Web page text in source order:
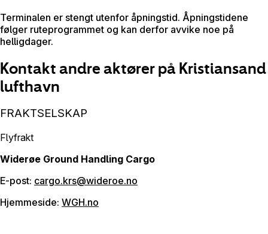
Terminalen er stengt utenfor åpningstid. Åpningstidene
følger ruteprogrammet og kan derfor avvike noe på
helligdager.
Kontakt andre aktører på Kristiansand
lufthavn
FRAKTSELSKAP
Flyfrakt
Widerøe Ground Handling Cargo
E-post: cargo.krs@wideroe.no
Hjemmeside: WGH.no